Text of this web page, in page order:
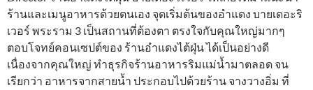
ร้านและเมนูอาหารด้วยตนเอง จุดเริ่มต้นของอำแดง บายเดอะริ
เวอร์ พระราม 3 เป็นสถานที่ต้องตา ตรงใจกับคุณใหญ่มากๆ
ตอบโจทย์คอนเซปต์ของ ร้านอำแดงไต้ฝุ่น ได้เป็นอย่างดี
เนื่องจากคุณใหญ่ ทำธุรกิจร้านอาหารริมแม่น้ำมาตลอด จน
เรียกว่า อาหารจากสายน้ำ ประกอบไปด้วยร้าน จางวางอิ่ม ที่